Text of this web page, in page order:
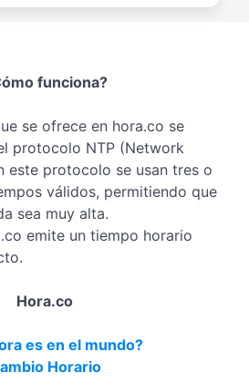
funciona?
se ofrece en hora.co se
protocolo NTP (Network
este protocolo se usan tres o
válidos, permitiendo que
sea muy alta.
emite un tiempo horario
Hora.co
es en el mundo?
Horario